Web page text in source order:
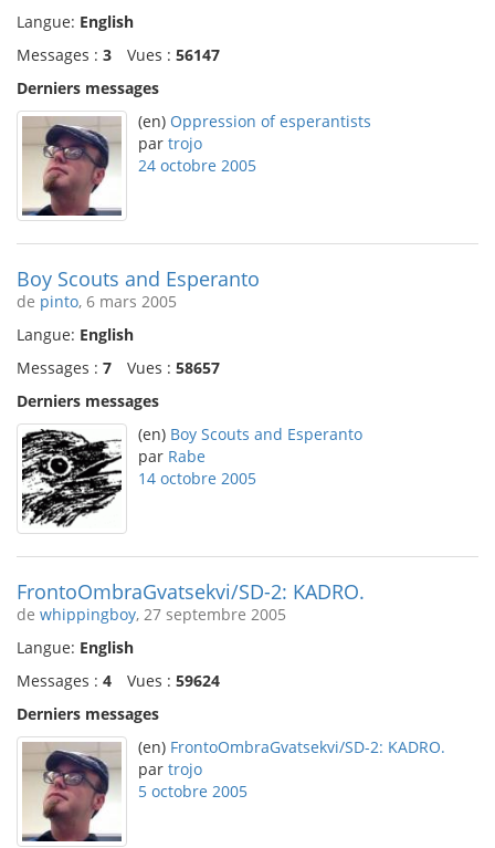
Langue: English
Messages : 3 Vues : 56147
Derniers messages
(en) Oppression of esperantists
par trojo
24 octobre 2005
Boy Scouts and Esperanto
de pinto, 6 mars 2005
Langue: English
Messages : 7 Vues : 58657
Derniers messages
(en) Boy Scouts and Esperanto
par Rabe
14 octobre 2005
FrontoOmbraGvatsekvi/SD-2: KADRO.
de whippingboy, 27 septembre 2005
Langue: English
Messages : 4 Vues : 59624
Derniers messages
(en) FrontoOmbraGvatsekvi/SD-2: KADRO.
par trojo
5 octobre 2005